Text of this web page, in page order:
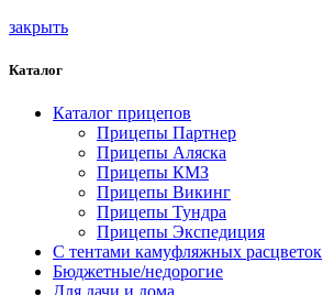
закрыть
Каталог
Каталог прицепов
Прицепы Партнер
Прицепы Аляска
Прицепы КМЗ
Прицепы Викинг
Прицепы Тундра
Прицепы Экспедиция
C тентами камуфляжных расцветок
Бюджетные/недорогие